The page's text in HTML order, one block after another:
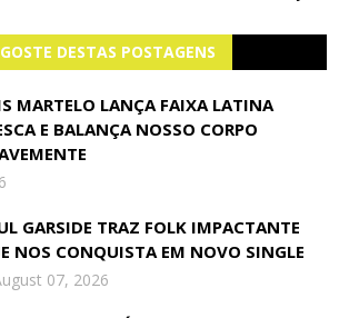
DESTAS POSTAGENS
MARTELO LANÇA FAIXA LATINA
E BALANÇA NOSSO CORPO
GARSIDE TRAZ FOLK IMPACTANTE
NOS CONQUISTA EM NOVO SINGLE
07, 2026